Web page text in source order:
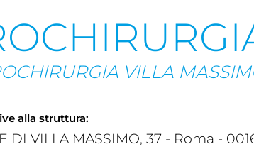
VILLA
alla struttura:
DI VILLA MASSIMO, 37 - Roma -